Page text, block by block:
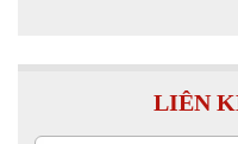
LIÊN